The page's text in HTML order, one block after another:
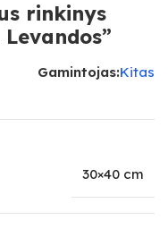
rinkinys
Gamintojas:Kitas
30×40 cm